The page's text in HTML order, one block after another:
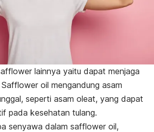
lainnya yaitu dapat menjaga
Safflower oil mengandung asam
seperti asam oleat, yang dapat
pada kesehatan tulang.
senyawa dalam safflower oil,